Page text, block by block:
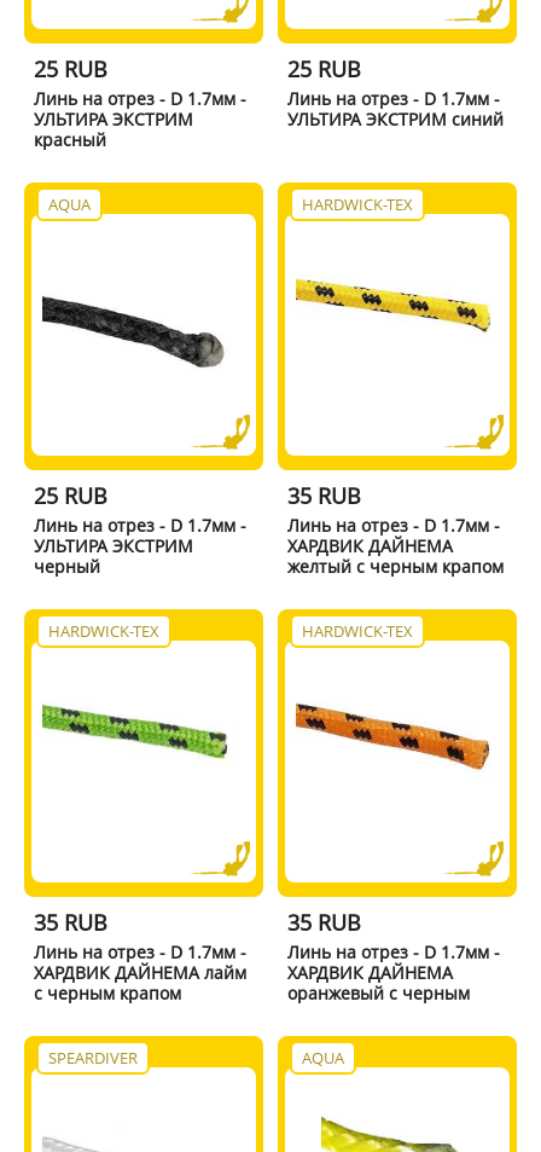
25 RUB
Линь на отрез - D 1.7мм -
УЛЬТИРА ЭКСТРИМ
красный
25 RUB
Линь на отрез - D 1.7мм -
УЛЬТИРА ЭКСТРИМ синий
AQUA
25 RUB
Линь на отрез - D 1.7мм -
УЛЬТИРА ЭКСТРИМ
черный
HARDWICK-TEX
35 RUB
Линь на отрез - D 1.7мм -
ХАРДВИК ДАЙНЕМА
желтый с черным крапом
HARDWICK-TEX
35 RUB
Линь на отрез - D 1.7мм -
ХАРДВИК ДАЙНЕМА лайм
с черным крапом
HARDWICK-TEX
35 RUB
Линь на отрез - D 1.7мм -
ХАРДВИК ДАЙНЕМА
оранжевый с черным
SPEARDIVER AQUA